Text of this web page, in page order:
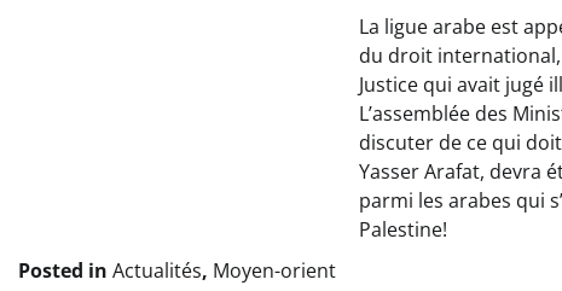
La ligue arabe est
du droit international,
Justice qui avait jugé
L’assemblée des
discuter de ce qui
Yasser Arafat, devra
parmi les arabes qui
Palestine!
Posted in Actualités, Moyen-orient